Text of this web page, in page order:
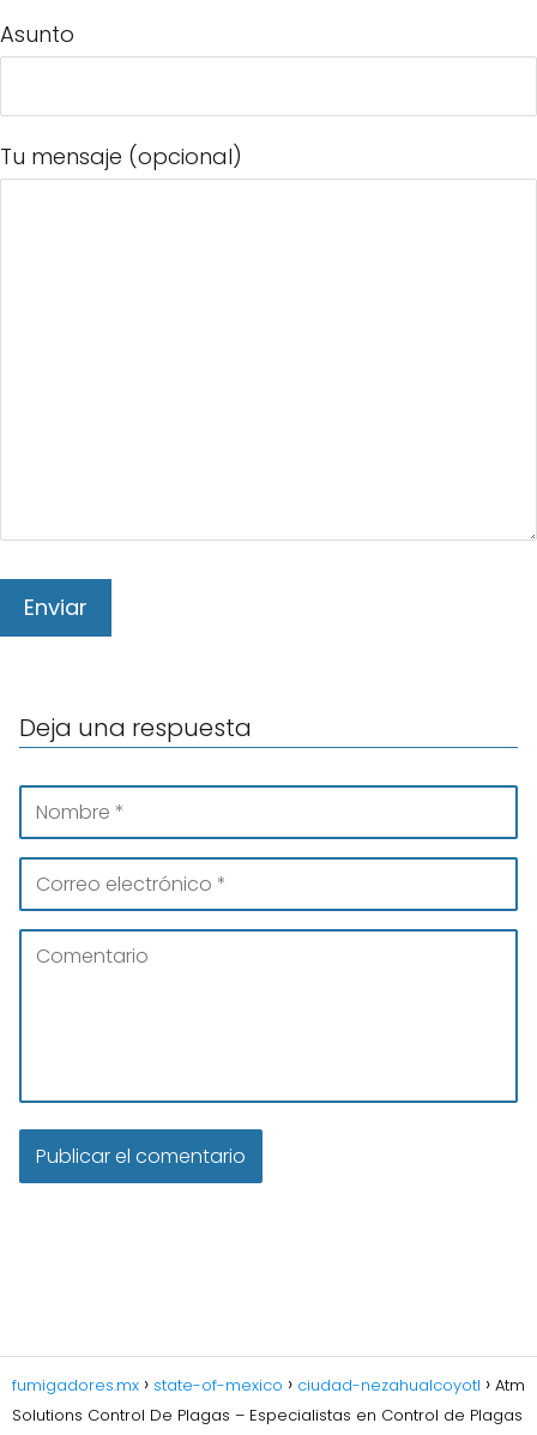
Asunto
Tu mensaje (opcional)
Deja una respuesta
fumigadores.mx state-of-mexico ciudad-nezahualcoyotl
Atm
Solutions Control De Plagas – Especialistas en Control de Plagas